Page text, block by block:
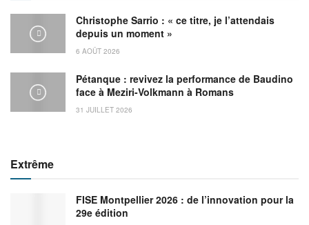
Christophe Sarrio : « ce titre, je l’attendais
depuis un moment »
6 AOÛT 2026
Pétanque : revivez la performance de Baudino
face à Meziri-Volkmann à Romans
31 JUILLET 2026
Extrême
FISE Montpellier 2026 : de l’innovation pour la
29e édition